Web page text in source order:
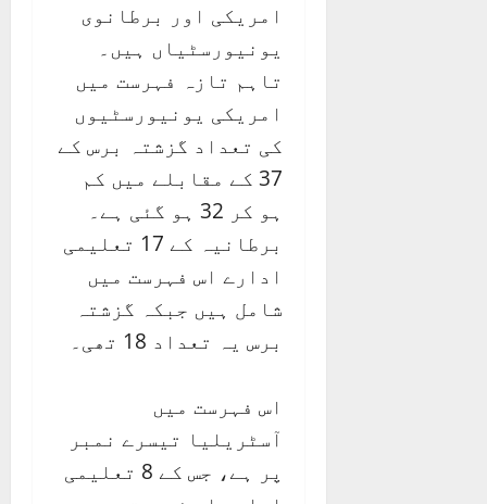
امریکی اور برطانوی
یونیورسٹیاں ہیں۔
تاہم تازہ فہرست میں
امریکی یونیورسٹیوں
کی تعداد گزشتہ برس کے
37 کے مقابلے میں کم
ہو کر 32 ہو گئی ہے۔
برطانیہ کے 17 تعلیمی
ادارے اس فہرست میں
شامل ہیں جبکہ گزشتہ
برس یہ تعداد 18 تھی۔
اس فہرست میں
آسٹریلیا تیسرے نمبر
پر ہے، جس کے 8 تعلیمی